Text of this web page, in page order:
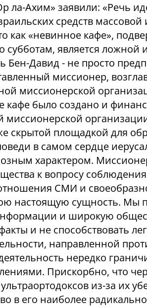
ла-Ахим» заявили: «Речь
средств
как «невинное кафе»,
субботам, является ложной
Бен-Давид - не просто
миссионер,
миссионерской
кафе было создано и
скрытой площадкой для
в самом сердце
характером.
к вопросу
СМИ и
настоящую сущность. Мы
и широкую
и не способствовать
направленной
нередко
Прискорбно, что
из-за их
в его наиболее